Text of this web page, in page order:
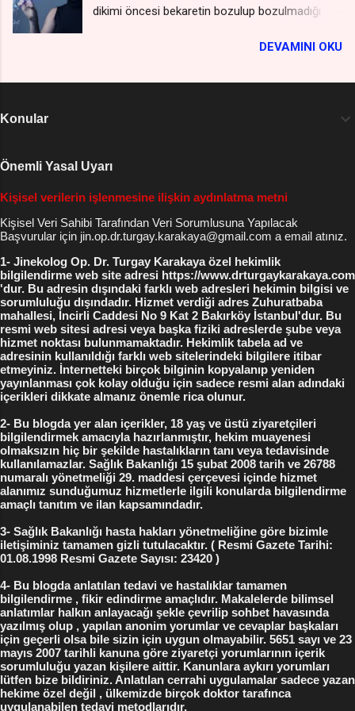
*** ( kişiler listesine kaydetmeniz gerekmez -
Yorumları Vajina Daraltma Yaptıranlar ( blog
0542 215 7274 WhatsApp Bakır...
dikimi öncesi bekaretin bozulup bozulmadığı
öncelikle kendileri himen yani kızlık zarının
olmadığını anlamaya çalışıyorlar, genelde bir
panik halinde jinekologları arıyorlar , ve doktor
bozulduğu nasıl anlaşılır diye soru soruyorlar.
*** Kızlık Zarı Muayenesi ve Dikimi Fiyat
Listesini WhatsApp'tan isteyin *** ( kişiler
listesine kaydetmeniz gerekmez - gizli kalır )
Kızlık Zarı Bozulması ve Kızlık Zarı Muayanesi
Yorumlarını Okuyun Kızlık Zarı Bozulması
Yorumları Blog Siteler Ayrıca kızlık zarları
hakkında tüm arkadaşlarından görüş alanlar bile
oluyor , kızlık zarının resmini çekip WhatsApp
larında kayı...
DEVAMINI OKU
Konular
Önemli Yasal Uyarı
Kişisel verilerin işlenmesine ilişkin aydınlatma metni
Kişisel Veri Sahibi Tarafından Veri Sorumlusuna Yapılacak
Başvurular için jin.op.dr.turgay.karakaya@gmail.com a email atınız.
1- Jinekolog Op. Dr. Turgay Karakaya özel hekimlik
bilgilendirme web site adresi https://www.drturgaykarakaya.com
'dur. Bu adresin dışındaki farklı web adresleri hekimin bilgisi ve
sorumluluğu dışındadır. Hizmet verdiği adres Zuhuratbaba
mahallesi, İncirli Caddesi No 9 Kat 2 Bakırköy İstanbul'dur. Bu
resmi web sitesi adresi veya başka fiziki adreslerde şube veya
hizmet noktası bulunmamaktadır. Hekimlik tabela ad ve
adresinin kullanıldığı farklı web sitelerindeki bilgilere itibar
etmeyiniz. İnternetteki birçok bilginin kopyalanıp yeniden
yayınlanması çok kolay olduğu için sadece resmi alan adındaki
içerikleri dikkate almanız önemle rica olunur.
2- Bu blogda yer alan içerikler, 18 yaş ve üstü ziyaretçileri
bilgilendirmek amacıyla hazırlanmıştır, hekim muayenesi
olmaksızın hiç bir şekilde hastalıkların tanı veya tedavisinde
kullanılamazlar. Sağlık Bakanlığı 15 şubat 2008 tarih ve 26788
numaralı yönetmeliği 29. maddesi çerçevesi içinde hizmet
alanımız sunduğumuz hizmetlerle ilgili konularda bilgilendirme
amaçlı tanıtım ve ilan kapsamındadır.
3- Sağlık Bakanlığı hasta hakları yönetmeliğine göre bizimle
iletişiminiz tamamen gizli tutulacaktır. ( Resmi Gazete Tarihi:
01.08.1998 Resmi Gazete Sayısı: 23420 )
4- Bu blogda anlatılan tedavi ve hastalıklar tamamen
bilgilendirme , fikir edindirme amaçlıdır. Makalelerde bilimsel
anlatımlar halkın anlayacağı şekle çevrilip sohbet havasında
yazılmış olup , yapılan anonim yorumlar ve cevaplar başkaları
için geçerli olsa bile sizin için uygun olmayabilir. 5651 sayı ve 23
mayıs 2007 tarihli kanuna göre ziyaretçi yorumlarının içerik
sorumluluğu yazan kişilere aittir. Kanunlara aykırı yorumları
lütfen bize bildiriniz. Anlatılan cerrahi uygulamalar sadece yazan
hekime özel değil , ülkemizde birçok doktor tarafınca
uygulanabilen tedavi metodlarıdır.